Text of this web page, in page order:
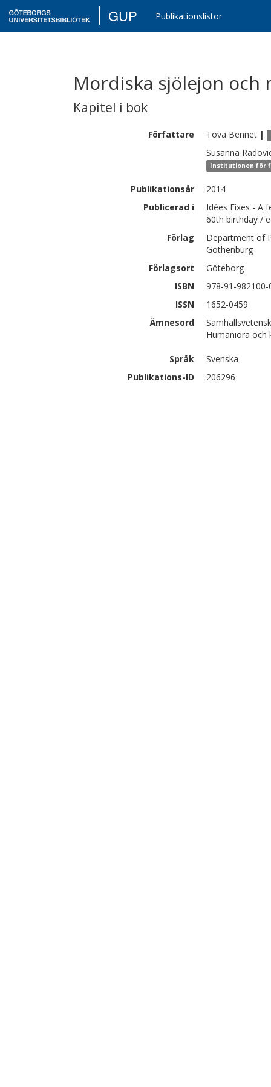
GUP Publikationslistor
Mordiska sjölejon och
Kapitel i bok
Författare Tova Bennet |
Susanna
Institutionen för
Publikationsår
2014
Publicerad i
Idées Fixes - A
60th birthday /
Förlag
Department of
Gothenburg
Förlagsort
Göteborg
ISBN
978-91-982100-
ISSN
1652-0459
Ämnesord
Humaniora
Språk
Svenska
Publikations-ID
206296